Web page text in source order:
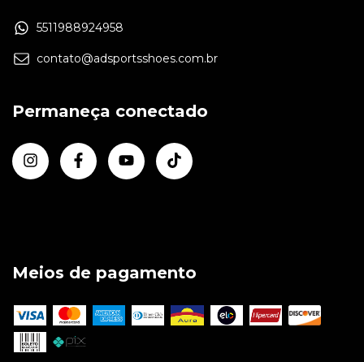
5511988924958
contato@adsportsshoes.com.br
Permaneça conectado
Meios de pagamento